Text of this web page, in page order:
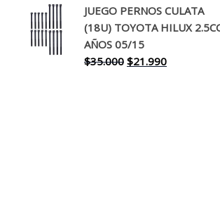
original
era:
$30.000.
actual
es:
$17.990.
JUEGO PERNOS CULATA
(18U) TOYOTA HILUX
AÑOS 05/15
$35.000 El
$21.990El